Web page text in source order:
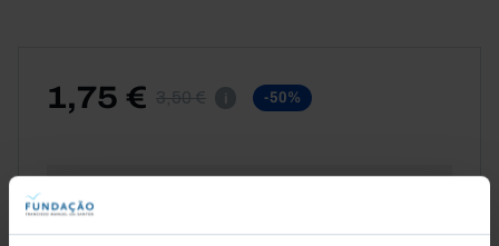
1,75 € 3,50 € -50%